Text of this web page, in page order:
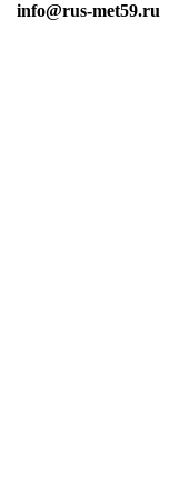
info@rus-met59.ru